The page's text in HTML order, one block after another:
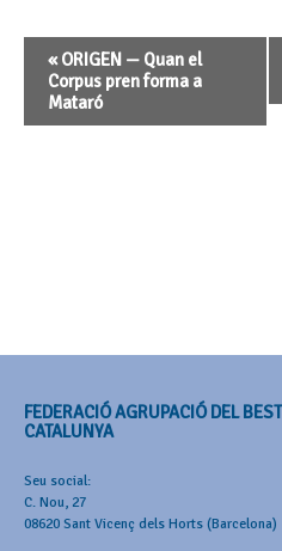
Navegació
d'Esdeveniment
«ORIGEN — Quan el
Corpus pren forma a
Mataró
FEDERACIÓ AGRUPACIÓ DEL
CATALUNYA
Seu social:
C. Nou, 27
08620 Sant Vicenç dels Horts (Barcelona)